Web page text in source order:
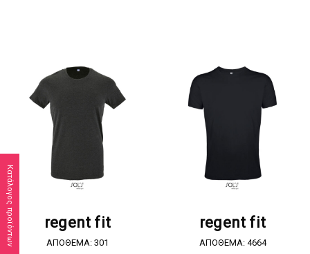
Κατάλογος προϊόντων regent fit
ΑΠΟΘΕΜΑ: 301
regent fit
ΑΠΟΘΕΜΑ: 4664